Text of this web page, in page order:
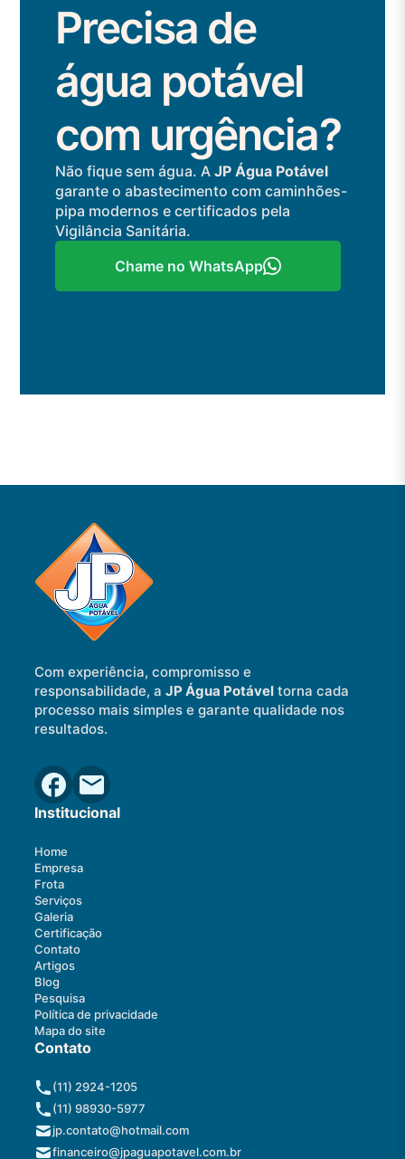
Precisa de
água potável
com urgência?
Não fique sem água. A JP Água Potável
garante o abastecimento com caminhões-
pipa modernos e certificados pela
Vigilância Sanitária.
Chame no WhatsApp
Com experiência, compromisso e
responsabilidade, aJP Água Potável torna cada
processo mais simples e garante qualidade nos
resultados.
Institucional
Home
Empresa
Frota
Serviços
Galeria
Certificação
Contato
Artigos
Blog
Pesquisa
Política de privacidade
Mapa do site
Contato
(11) 2924-1205
(11) 98930-5977
jp.contato@hotmail.com
financeiro@jpaguapotavel.com.br